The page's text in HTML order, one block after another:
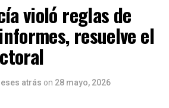
violó reglas de
resuelve el
atrás on 28 mayo, 2026